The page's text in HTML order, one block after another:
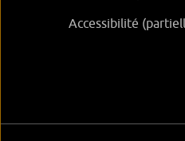
Accessibilité